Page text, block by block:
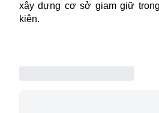
xây dựng cơ sở giam giữ
kiện.